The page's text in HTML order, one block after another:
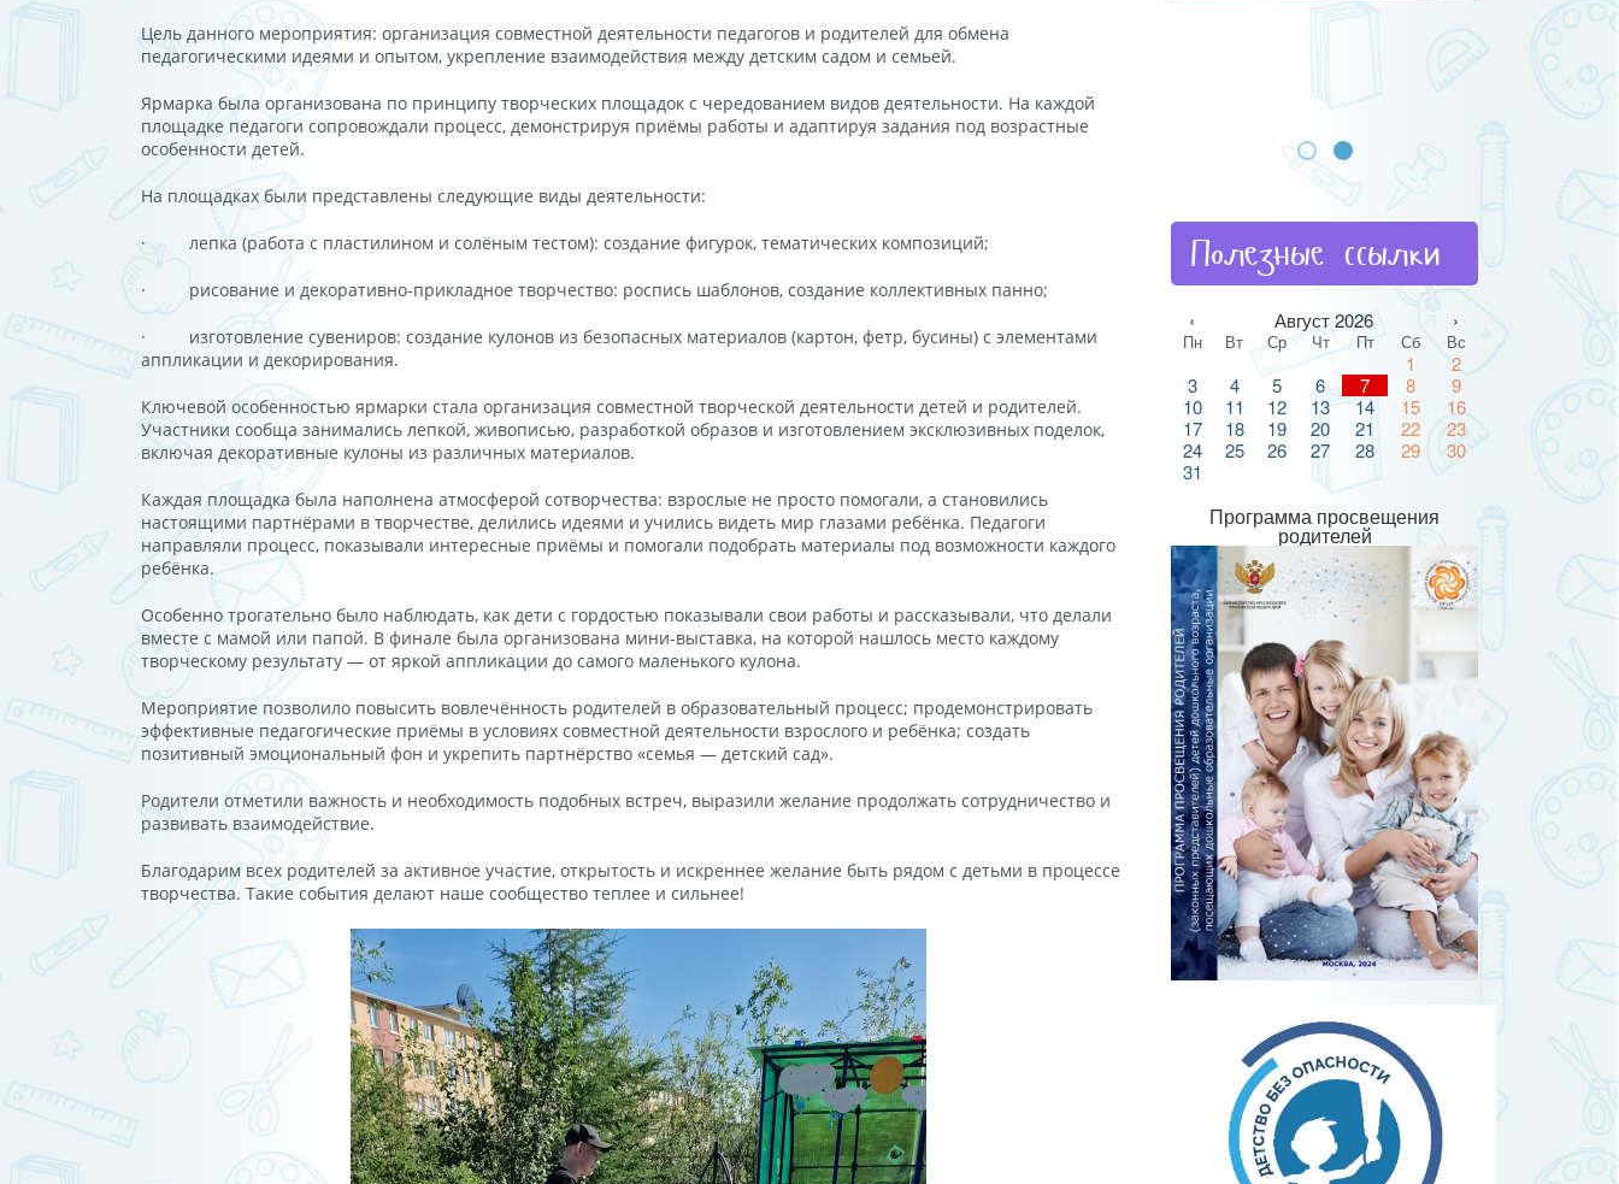
Цель данного мероприятия: организация совместной деятельности педагогов и родителей для обмена
педагогическими идеями и опытом, укрепление взаимодействия между детским садом и семьей.
Ярмарка была организована по принципу творческих площадок с чередованием видов деятельности. На каждой
площадке педагоги сопровождали процесс, демонстрируя приёмы работы и адаптируя задания под возрастные
особенности детей.
На площадках были представлены следующие виды деятельности:
· лепка (работа с пластилином и солёным тестом): создание фигурок, тематических композиций;
· рисование и декоративно-прикладное творчество: роспись шаблонов, создание коллективных панно;
· изготовление сувениров: создание кулонов из безопасных материалов (картон, фетр, бусины) с элементами
аппликации и декорирования.
Ключевой особенностью ярмарки стала организация совместной творческой деятельности детей и родителей.
Участники сообща занимались лепкой, живописью, разработкой образов и изготовлением эксклюзивных поделок,
включая декоративные кулоны из различных материалов.
Каждая площадка была наполнена атмосферой сотворчества: взрослые не просто помогали, а становились
настоящими партнёрами в творчестве, делились идеями и учились видеть мир глазами ребёнка. Педагоги
направляли процесс, показывали интересные приёмы и помогали подобрать материалы под возможности каждого
ребёнка.
Особенно трогательно было наблюдать, как дети с гордостью показывали свои работы и рассказывали, что делали
вместе с мамой или папой. В финале была организована мини-выставка, на которой нашлось место каждому
творческому результату — от яркой аппликации до самого маленького кулона.
Мероприятие позволило повысить вовлечённость родителей в образовательный процесс; продемонстрировать
эффективные педагогические приёмы в условиях совместной деятельности взрослого и ребёнка; создать
позитивный эмоциональный фон и укрепить партнёрство «семья — детский сад».
Родители отметили важность и необходимость подобных встреч, выразили желание продолжать сотрудничество и
развивать взаимодействие.
Благодарим всех родителей за активное участие, открытость и искреннее желание быть рядом с детьми в процессе
творчества. Такие события делают наше сообщество теплее и сильнее!
Полезные ссылки
‹ Август 2026 ›
Пн Вт Ср Чт Пт Сб Вс
1
2
3
4 5 6 7 8
9
10
11 12 13 14 15
16
17
18 19 20 21 22
23
24
25 26 27 28 29
30
31
Программа просвещения
родителей